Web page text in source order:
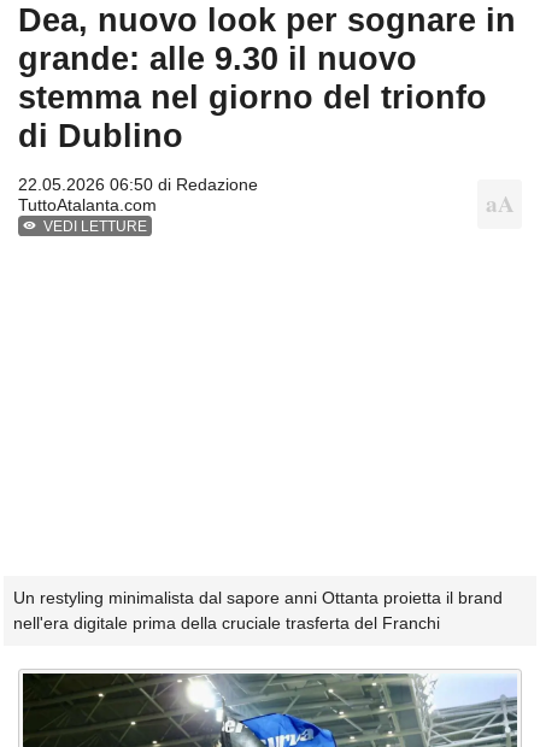
Dea, nuovo look per sognare in
grande: alle 9.30 il nuovo
stemma nel giorno del trionfo
di Dublino
22.05.2026 06:50 di Redazione
TuttoAtalanta.com
VEDI LETTURE
Un restyling minimalista dal sapore anni Ottanta proietta il brand
nell'era digitale prima della cruciale trasferta del Franchi